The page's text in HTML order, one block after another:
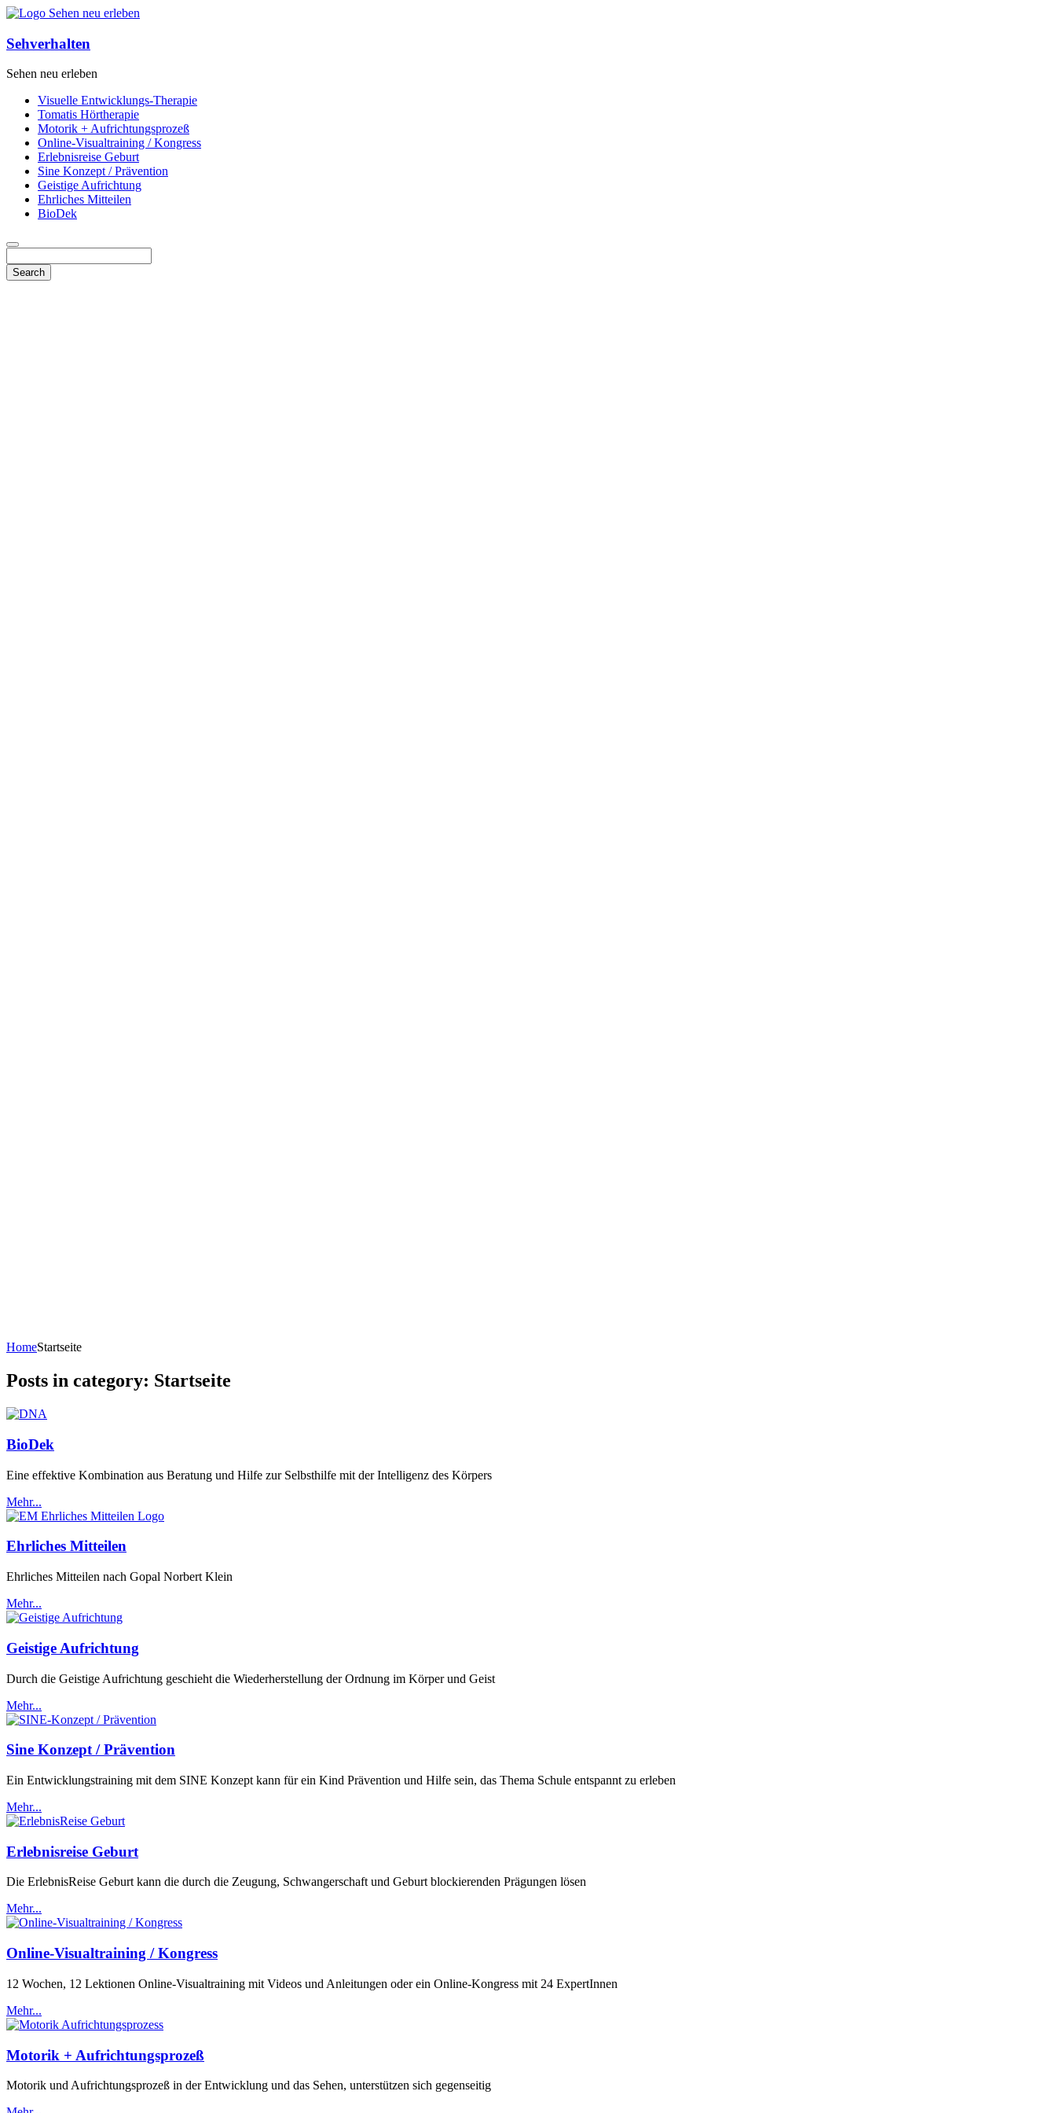
Sehverhalten
Sehen neu erleben
Visuelle Entwicklungs-Therapie
Tomatis Hörtherapie
Motorik + Aufrichtungsprozeß
Online-Visualtraining / Kongress
Erlebnisreise Geburt
Sine Konzept / Prävention
Geistige Aufrichtung
Ehrliches Mitteilen
BioDek
HomeStartseite
Posts in category: Startseite
BioDek
Eine effektive Kombination aus Beratung und Hilfe zur Selbsthilfe mit der Intelligenz des Körpers
Mehr...
Ehrliches Mitteilen
Ehrliches Mitteilen nach Gopal Norbert Klein
Mehr...
Geistige Aufrichtung
Durch die Geistige Aufrichtung geschieht die Wiederherstellung der Ordnung im Körper und Geist
Mehr...
Sine Konzept / Prävention
Ein Entwicklungstraining mit dem SINE Konzept kann für ein Kind Prävention und Hilfe sein, das Thema Schule entspannt zu erleben
Mehr...
Erlebnisreise Geburt
Die ErlebnisReise Geburt kann die durch die Zeugung, Schwangerschaft und Geburt blockierenden Prägungen lösen
Mehr...
Online-Visualtraining / Kongress
12 Wochen, 12 Lektionen Online-Visualtraining mit Videos und Anleitungen oder ein Online-Kongress mit 24 ExpertInnen
Mehr...
Motorik + Aufrichtungsprozeß
Motorik und Aufrichtungsprozeß in der Entwicklung und das Sehen, unterstützen sich gegenseitig